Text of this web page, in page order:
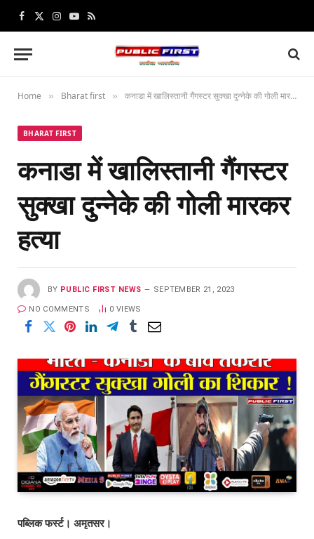
Facebook
X
Instagram
YouTube
RSS
Home » Bharat first » कनाडा में खालिस्तानी गैंगस्टर सुक्खा दुन्नेके की गोली मारकर हत्या
BHARAT FIRST
कनाडा में खालिस्तानी गैंगस्टर
सुक्खा दुन्नेके की गोली मारकर
हत्या
BY PUBLIC FIRST NEWS SEPTEMBER 21, 2023
NO COMMENTS 0 VIEWS
पब्लिक फर्स्ट। अमृतसर।